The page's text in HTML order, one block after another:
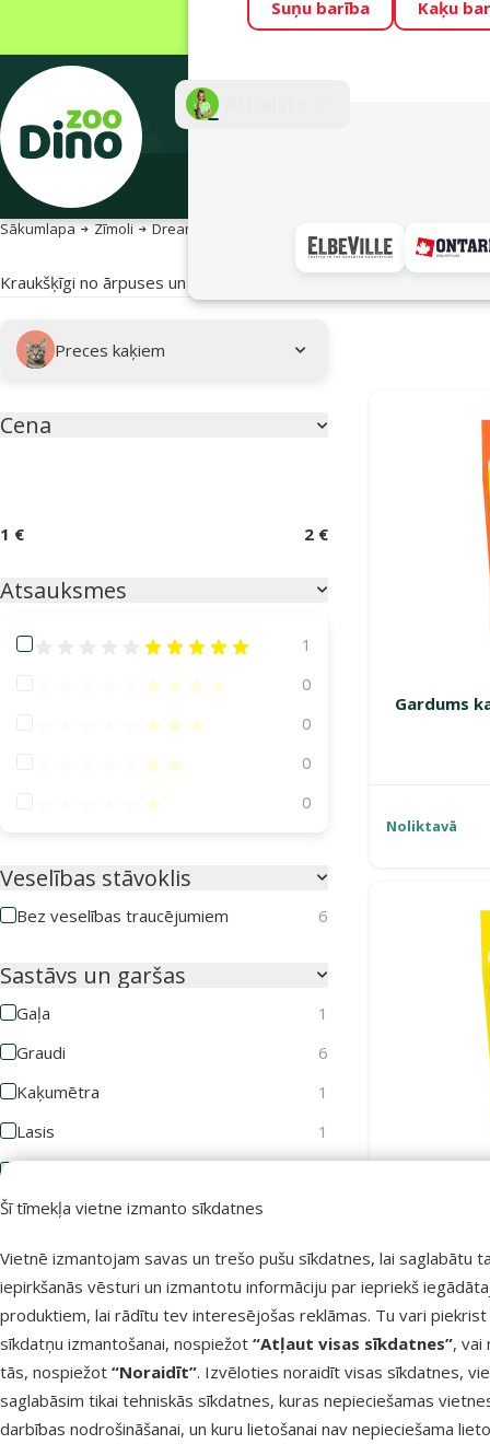
Visu mēnesi
Fotokonkurss
Šī tīmekļa vietne izmanto sīkdatnes
Vietnē izmantojam savas un trešo pušu sīkdatnes, lai saglabātu
iepirkšanās vēsturi un izmantotu informāciju par iepriekš
produktiem, lai rādītu tev interesējošas reklāmas. Tu vari piekrist
sīkdatņu izmantošanai, nospiežot “Atļaut visas sīkdatnes”, vai
tās, nospiežot “Noraidīt”. Izvēloties noraidīt visas sīkdatnes,
saglabāsim tikai tehniskās sīkdatnes, kuras nepieciešamas
darbības nodrošināšanai, un kuru lietošanai nav nepieciešama
Suņu barība Kaķu
Sākumlapa Zīmoli Dreamies kaķu gardumi
Kraukšķīgi no ārpuses un mīksti iekšpusē – neatvairāmi gardie
Apakškategorija
Preces kaķiem
Parametriskais filtrs
Cena
1 € 2 €
Atsauksmes
Atsauksmes 100%
1
Atsauksmes 80%
0
Atsauksmes 60%
0
Atsauksmes 40%
0
Atsauksmes 20%
0
Veselības stāvoklis
Bez veselības traucējumiem 6
Sastāvs un garšas
Gaļa
1
Graudi
6
Kaķumētra
1
Lasis
1
Pīles gaļa
Siers
1
Vistas gaļa
1
Vitamīni
3
Kvalitāte
⭐ Economy
5
Gardums
Noliktavā
Gardums
Noliktavā